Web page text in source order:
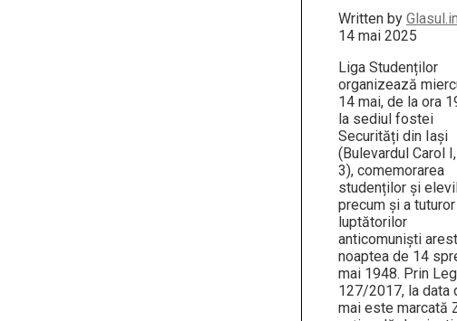
Written by
14 mai 2025
Liga Studenților
organizează
14 mai, de la ora
la sediul fostei
Securități din Iași
(Bulevardul Carol
3), comemorarea
studenților și
precum și a tuturor
luptătorilor
anticomuniști
noaptea de 14
mai 1948. Prin
127/2017, la data
mai este marcată